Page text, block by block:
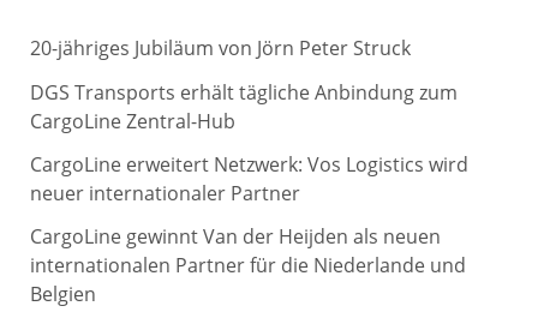
e
n
a
c
h
:
20-jähriges Jubiläum von Jörn Peter Struck
DGS Transports erhält tägliche Anbindung zum
CargoLine Zentral-Hub
CargoLine erweitert Netzwerk: Vos Logistics wird
neuer internationaler Partner
CargoLine gewinnt Van der Heijden als neuen
internationalen Partner für die Niederlande und
Belgien